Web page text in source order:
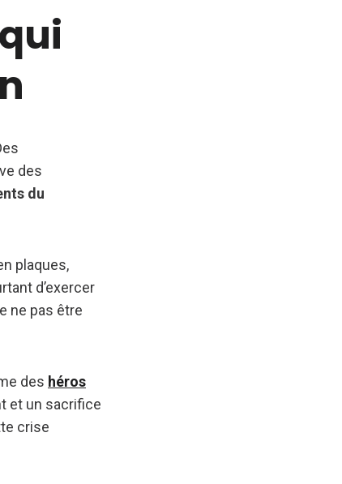
des
du
plaques,
d’exercer
ne pas être
des héros
et un sacrifice
crise